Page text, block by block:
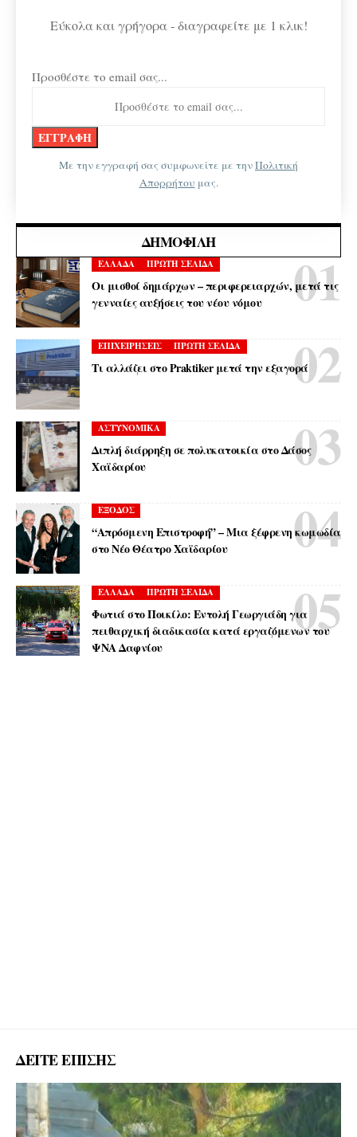
Εύκολα και γρήγορα - διαγραφείτε με 1 κλικ!
Προσθέστε το email σας...
Με την εγγραφή σας συμφωνείτε με τηνΠολιτική
Απορρήτου μας.
ΔΗΜΟΦΙΛΉ
ΕΛΛΑΔΑ ΠΡΩΤΗ ΣΕΛΙΔΑ
Οι μισθοί δημάρχων – περιφερειαρχών, μετά τις
γενναίες αυξήσεις του νέου νόμου
ΕΠΙΧΕΙΡΗΣΕΙΣ ΠΡΩΤΗ ΣΕΛΙΔΑ
Τι αλλάζει στο Praktiker μετά την εξαγορά
ΑΣΤΥΝΟΜΙΚΑ
Διπλή διάρρηξη σε πολυκατοικία στο Δάσος
Χαϊδαρίου
ΕΞΟΔΟΣ
“Απρόσμενη Επιστροφή” – Μια ξέφρενη κωμωδία
στο Νέο Θέατρο Χαϊδαρίου
ΕΛΛΑΔΑ ΠΡΩΤΗ ΣΕΛΙΔΑ
Φωτιά στο Ποικίλο: Εντολή Γεωργιάδη για
πειθαρχική διαδικασία κατά εργαζόμενων του
ΨΝΑ Δαφνίου
ΔΕΙΤΕ ΕΠΙΣΗΣ